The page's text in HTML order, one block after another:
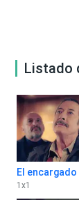
Listado
El encargado
1 x1